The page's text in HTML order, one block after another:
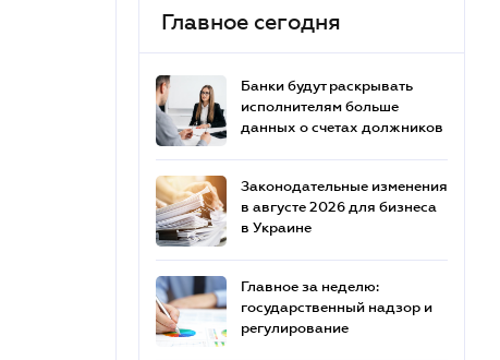
Главное сегодня
Банки будут раскрывать
исполнителям больше
данных о счетах должников
Законодательные изменения
в августе 2026 для бизнеса
в Украине
Главное за неделю:
государственный надзор и
регулирование